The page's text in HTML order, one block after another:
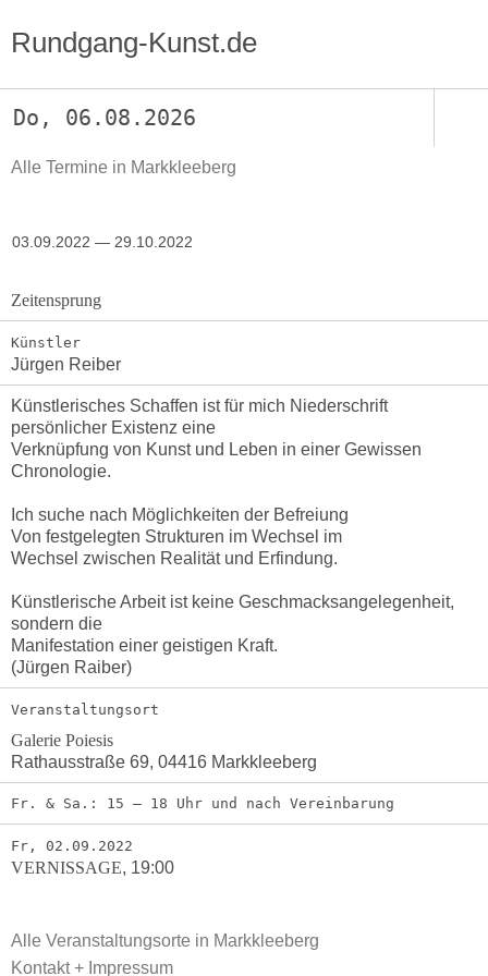
Rundgang-Kunst.de
Do, 06.08.2026
Alle Termine in Markkleeberg
03.09.2022 — 29.10.2022
Zeitensprung
Künstler
Jürgen Reiber
Künstlerisches Schaffen ist für mich Niederschrift
persönlicher Existenz eine
Verknüpfung von Kunst und Leben in einer Gewissen
Chronologie.
Ich suche nach Möglichkeiten der Befreiung
Von festgelegten Strukturen im Wechsel im
Wechsel zwischen Realität und Erfindung.
Künstlerische Arbeit ist keine Geschmacksangelegenheit,
sondern die
Manifestation einer geistigen Kraft.
(Jürgen Raiber)
Veranstaltungsort
Galerie Poiesis
Rathausstraße 69, 04416 Markkleeberg
Fr. & Sa.: 15 – 18 Uhr und nach Vereinbarung
Fr, 02.09.2022
VERNISSAGE, 19:00
Alle Veranstaltungsorte in Markkleeberg
Kontakt + Impressum